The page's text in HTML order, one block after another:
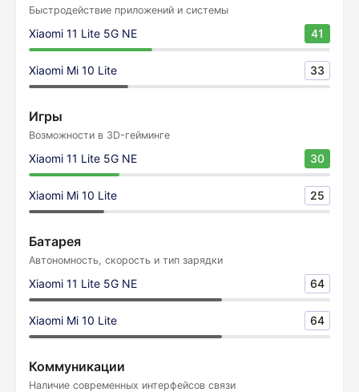
Быстродействие приложений и системы
Xiaomi 11 Lite 5G NE 41
Xiaomi Mi 10 Lite 33
Игры
Возможности в 3D-гейминге
Xiaomi 11 Lite 5G NE 30
Xiaomi Mi 10 Lite 25
Батарея
Автономность, скорость и тип зарядки
Xiaomi 11 Lite 5G NE 64
Xiaomi Mi 10 Lite 64
Коммуникации
Наличие современных интерфейсов связи